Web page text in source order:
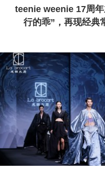
teenie weenie 17周
行的乖”，再现经典